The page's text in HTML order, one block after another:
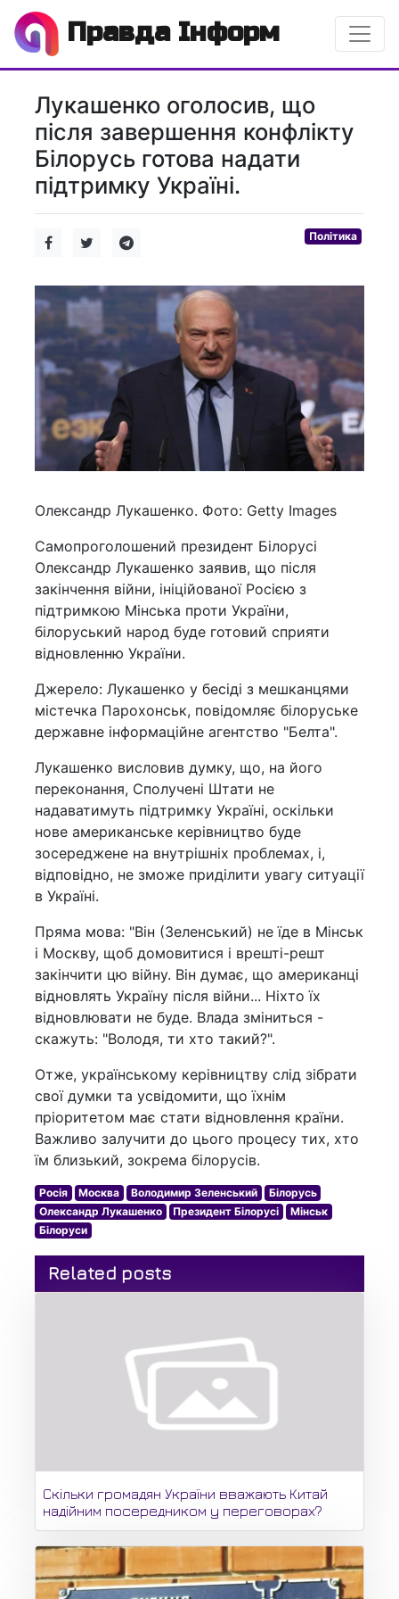
Правда Інформ
Лукашенко оголосив, що
після завершення конфлікту
Білорусь готова надати
підтримку Україні.
Політика
Олександр Лукашенко. Фото: Getty Images
Самопроголошений президент Білорусі
Олександр Лукашенко заявив, що після
закінчення війни, ініційованої Росією з
підтримкою Мінська проти України,
білоруський народ буде готовий сприяти
відновленню України.
Джерело: Лукашенко у бесіді з мешканцями
містечка Парохонськ, повідомляє білоруське
державне інформаційне агентство "Белта".
Лукашенко висловив думку, що, на його
переконання, Сполучені Штати не
надаватимуть підтримку Україні, оскільки
нове американське керівництво буде
зосереджене на внутрішніх проблемах, і,
відповідно, не зможе приділити увагу ситуації
в Україні.
Пряма мова: "Він (Зеленський) не їде в Мінськ
і Москву, щоб домовитися і врешті-решт
закінчити цю війну. Він думає, що американці
відновлять Україну після війни... Ніхто їх
відновлювати не буде. Влада зміниться -
скажуть: "Володя, ти хто такий?".
Отже, українському керівництву слід зібрати
свої думки та усвідомити, що їхнім
пріоритетом має стати відновлення країни.
Важливо залучити до цього процесу тих, хто
їм близький, зокрема білорусів.
Росія Москва Володимир Зеленський
Білорусь
Олександр Лукашенко
Президент Білорусі
Мінськ
Білоруси
Related posts
Скільки громадян України вважають Китай
надійним посередником у переговорах?